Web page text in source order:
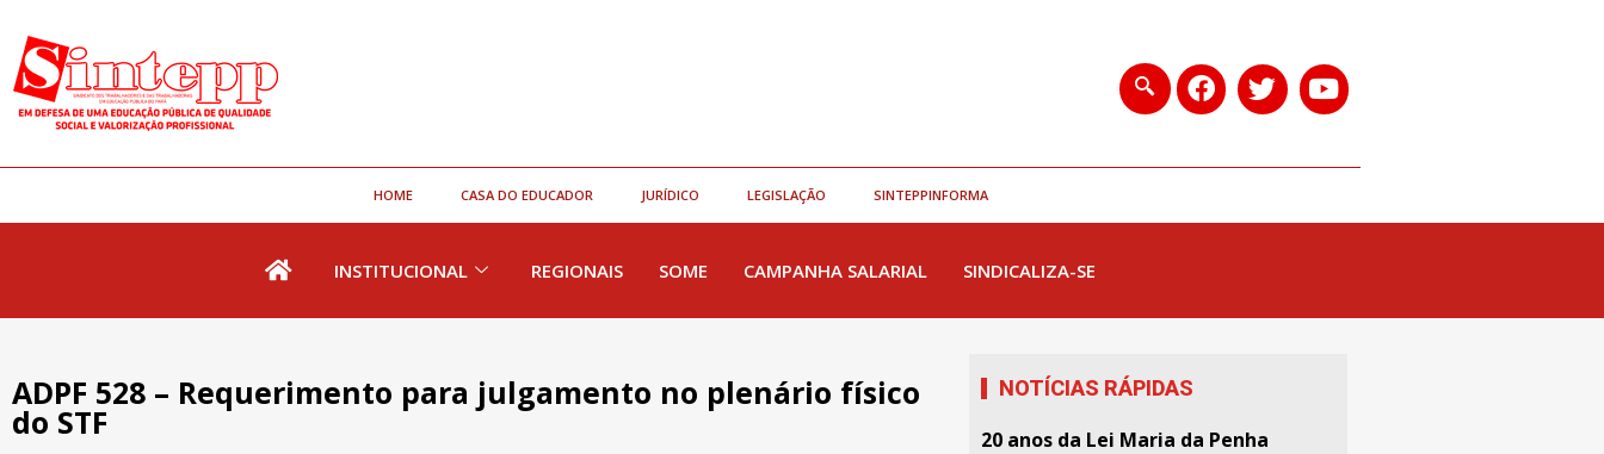
HOME CASA DO EDUCADOR JURÍDICO LEGISLAÇÃO SINTEPPINFORMA
INSTITUCIONAL REGIONAIS SOME CAMPANHA SALARIAL SINDICALIZA-SE
ADPF 528 – Requerimento para julgamento no plenário físico
do STF
NOTÍCIAS RÁPIDAS
20 anos da Lei Maria da Penha